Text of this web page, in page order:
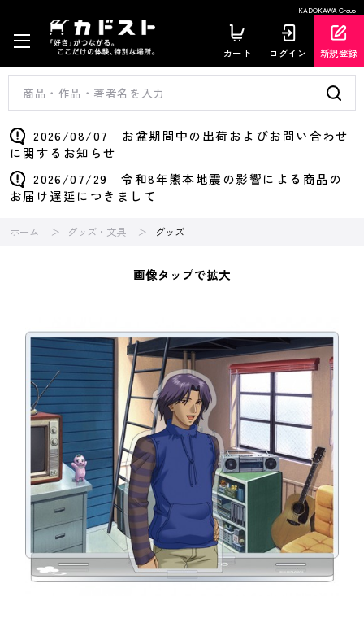
KADOKAWA Group
カート ログイン 新規登録
2026/08/07 お盆期間中の出荷およびお問い合わせ
に関するお知らせ
2026/07/29 令和8年熊本地震の影響による商品の
お届け遅延につきまして
ホーム グッズ・文具 グッズ
画像タップで拡大